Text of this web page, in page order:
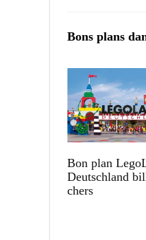
Bons plans
Bon plan
Deutschland
chers